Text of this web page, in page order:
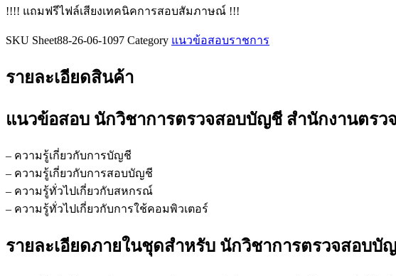
ตรวจ
ชิ้น
!!!! แถมฟรีไฟล์เสียงเทคนิคการสอบสัมภาษณ์ !!!
SKU Sheet88-26-06-1097 Category แนวข้อสอบราชการ
รายละเอียดสินค้า
แนวข้อสอบ นักวิชาการตรวจสอบบัญชี สำนักงานตร
– ความรู้เกี่ยวกับการบัญชี
– ความรู้เกี่ยวกับการสอบบัญชี
– ความรู้ทั่วไปเกี่ยวกับสหกรณ์
– ความรู้ทั่วไปเกี่ยวกับการใช้คอมพิวเตอร์
รายละเอียดภายในชุดสำหรับ นักวิชาการตรวจสอบ